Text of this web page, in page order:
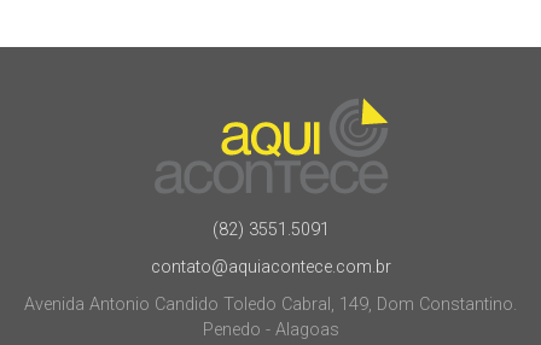
(82) 3551.5091
contato@aquiacontece.com.br
Avenida Antonio Candido Toledo Cabral, 149, Dom Constantino.
Penedo - Alagoas